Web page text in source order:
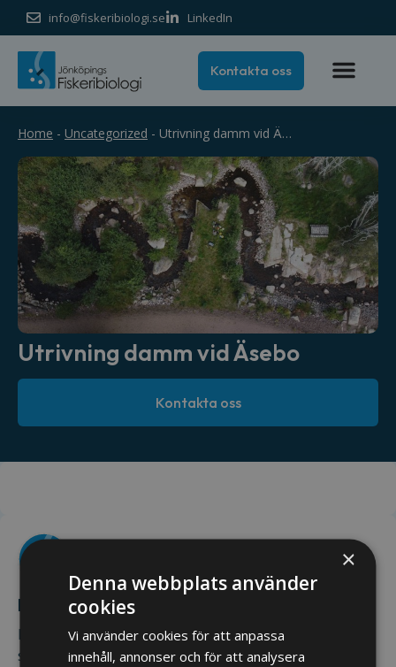
info@fiskeribiologi.se LinkedIn
Kontakta oss
Home - Uncategorized - Utrivning damm vid Äsebo
Utrivning damm vid Äsebo
Kontakta oss
Har du ett projekt på gång?
Hör av dig till oss så återkommer vi till dig så snart
som möjligt.
×
Denna webbplats använder
cookies
Vi använder cookies för att anpassa
innehåll, annonser och för att analysera